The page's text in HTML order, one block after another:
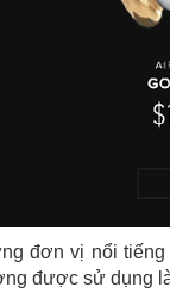
đơn vị nổi
được sử dụng